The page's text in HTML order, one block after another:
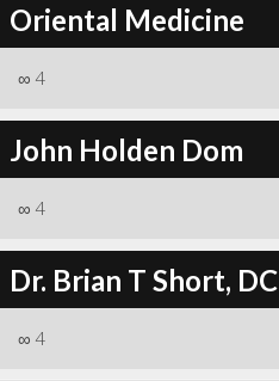
Oriental Medicine
∞ 4
John Holden Dom
∞ 4
Dr. Brian T Short, DC
∞ 4